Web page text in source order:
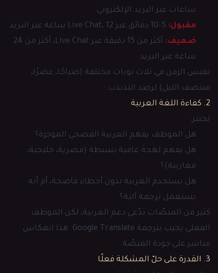
ساعات عبر البريد الإلكتروني
مقبول:
ضعيف:
أكثر من 15 دقيقة عبر Live Chat، أكثر من 24
ساعة عبر البريد
نقيس الزمن في ثلاث نوبات مختلفة (صباحًا، عصرًا،
منتصف الليل) لرصد التذبذب.
2. كفاءة اللغة العربية
نختبر:
هل الموظف يفهم العربية الفصحى الموجزة؟
هل يفهم لهجة عامية بسيطة (مصرية، خليجية،
مغاربية)؟
هل يستخدم العربية بدون أخطاء فاضحة، أم أنه
يستعمل ترجمة آلية؟
كثير من المنصّات تدّعي دعم العربية، لكن الموظف
الفعلي يجيب بترجمة Google Translate. هذا انعكاس
مباشر على جودة المنصّة.
3. القدرة على حلّ المشكلة فعلًا